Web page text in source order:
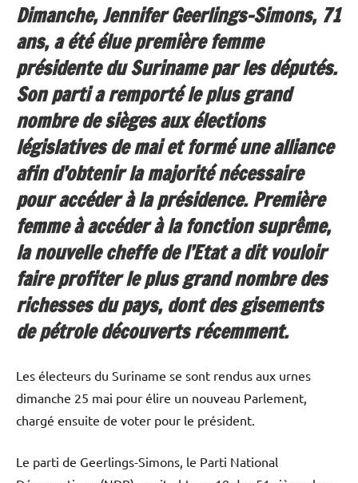
Dimanche, Jennifer Geerlings-Simons, 71
ans, a été élue première femme
présidente du Suriname par les députés.
Son parti a remporté le plus grand
nombre de sièges aux élections
législatives de mai et formé une alliance
afin d’obtenir la majorité nécessaire
pour accéder à la présidence. Première
femme à accéder à la fonction suprême,
la nouvelle cheffe de l’Etat a dit vouloir
faire profiter le plus grand nombre des
richesses du pays, dont des gisements
de pétrole découverts récemment.
Les électeurs du Suriname se sont rendus aux urnes
dimanche 25 mai pour élire un nouveau Parlement,
chargé ensuite de voter pour le président.
Le parti de Geerlings-Simons, le Parti National